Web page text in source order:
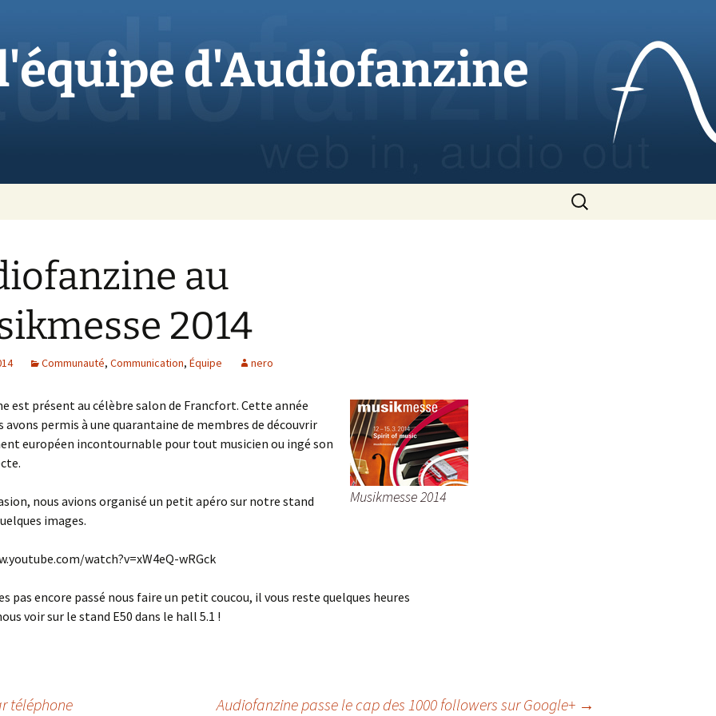
d'Audiofanzine
Rechercher :
au
2014
Communauté, Communication, Équipe nero
Musikmesse 2014
est présent au célèbre salon de Francfort. Cette année
avons permis à une quarantaine de membres de découvrir
européen incontournable pour tout musicien ou ingé son
nous avions organisé un petit apéro sur notre stand
images.
watch?v=xW4eQ-wRGck
pas encore passé nous faire un petit coucou, il vous reste quelques heures
voir sur le stand E50 dans le hall 5.1 !
téléphone Audiofanzine passe le cap des 1000 followers sur Google+ →